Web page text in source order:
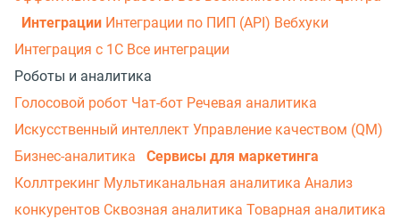
Интеграции Интеграции по ПИП (API) Вебхуки
Интеграция с 1С Все интеграции
Роботы и аналитика
Голосовой робот Чат-бот Речевая аналитика
Искусственный интеллект Управление качеством (QM)
Бизнес-аналитика
Сервисы для маркетинга
Коллтрекинг Мультиканальная аналитика Анализ
конкурентов Сквозная аналитика Товарная аналитика